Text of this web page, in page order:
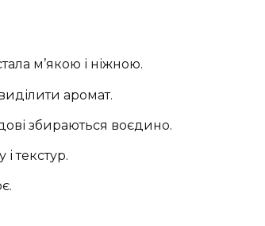
м’якою і ніжною.
аромат.
збираються воєдино.
і текстур.